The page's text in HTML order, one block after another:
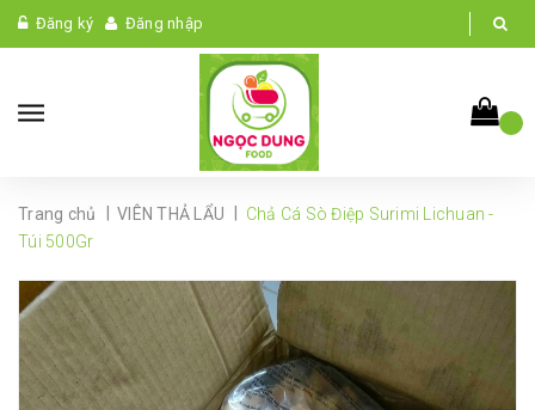
Đăng ký Đăng nhập
Trang chủ VIÊN THẢ LẨU
Chả Cá Sò Điệp Surimi Lichuan -
Túi 500Gr